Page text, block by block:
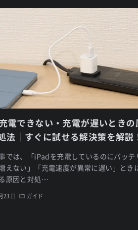
電できない・充電が遅いときの
法｜すぐに試せる解決策を解説
では、「iPadを充電しているのにバッテ
えない」「充電速度が異常に遅い」とき
原因と対処…
23日 ガイド